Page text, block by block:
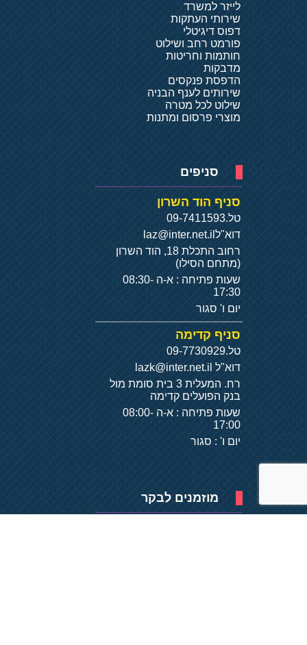
לייזר למשרד
שירותי העתקות
דפוס דיגיטלי
פורמט רחב ושילוט
חותמות וחריטות
מדבקות
הדפסת פנקסים
שירותים לענף הבניה
שילוט לכל מטרה
מוצרי פרסום ומתנות
סניפים
סניף הוד השרון
טל.09-7411593
דוא"ל laz@inter.net.il
רחוב התכלת 18, הוד השרון
(מתחם הסילו)
שעות פתיחה : א-ה 08:30-
17:30
יום ו' סגור
סניף קדימה
טל.09-7730929
דוא"ל
רח. המעלית 3 בית סומת מול
בנק הפועלים קדימה
שעות פתיחה : א-ה 08:00-
17:00
יום ו' : סגור
מוזמנים לבקר